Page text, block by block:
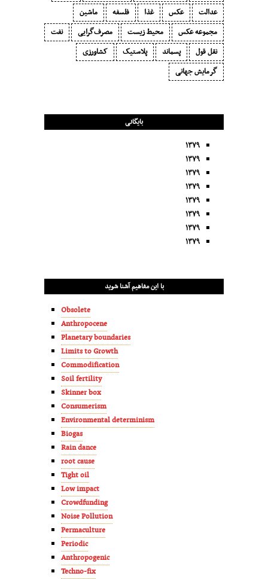
عدالت
عکس غذا فلسفه
ماشین
مجموعه عکس
محیط زیست مصرف‌گرایی‬
نفت
نقل قول
پسماند پلاستیک
کشاورزی
گرمایش جهانی
بایگانی
۱۳۷۹
۱۳۷۹
۱۳۷۹
۱۳۷۹
۱۳۷۹
۱۳۷۹
۱۳۷۹
۱۳۷۹
با این مفاهیم آشنا شوید
Obsolete
Anthropocene
Planetary boundaries
Limits to Growth
Commodification
Soil fertility
Skinner box
Consumerism
Environmental determinism
Biogas
Rain dance
root cause
Tight oil
Low impact
Crowdfunding
Noise Pollution
Permaculture
Periodic
Anthropogenic
Techno-fix